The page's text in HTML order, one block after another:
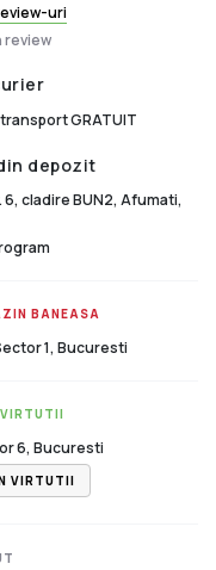
uri
review
GRATUIT
depozit
cladire BUN2, Afumati,
BANEASA
1, Bucuresti
6, Bucuresti
VIRTUTII